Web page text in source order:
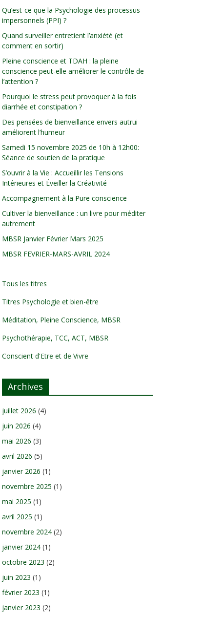
Qu’est-ce que la Psychologie des processus
impersonnels (PPI) ?
Quand surveiller entretient l’anxiété (et
comment en sortir)
Pleine conscience et TDAH : la pleine
conscience peut-elle améliorer le contrôle de
l’attention ?
Pourquoi le stress peut provoquer à la fois
diarrhée et constipation ?
Des pensées de bienveillance envers autrui
améliorent l’humeur
Samedi 15 novembre 2025 de 10h à 12h00:
Séance de soutien de la pratique
S’ouvrir à la Vie : Accueillir les Tensions
Intérieures et Éveiller la Créativité
Accompagnement à la Pure conscience
Cultiver la bienveillance : un livre pour méditer
autrement
MBSR Janvier Février Mars 2025
MBSR FEVRIER-MARS-AVRIL 2024
Tous les titres
Titres Psychologie et bien-être
Méditation, Pleine Conscience, MBSR
Psychothérapie, TCC, ACT, MBSR
Conscient d'Etre et de Vivre
Archives
juillet 2026 (4)
juin 2026 (4)
mai 2026 (3)
avril 2026 (5)
janvier 2026 (1)
novembre 2025 (1)
mai 2025 (1)
avril 2025 (1)
novembre 2024 (2)
janvier 2024 (1)
octobre 2023 (2)
juin 2023 (1)
février 2023 (1)
janvier 2023 (2)